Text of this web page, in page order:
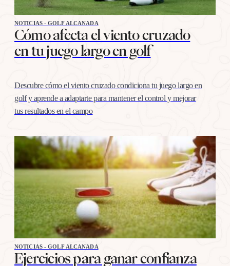
NOTICIAS - GOLF ALCANADA
Cómo afecta el viento cruzado
en tu juego largo en golf
Descubre cómo el viento cruzado condiciona tu juego largo en
golf y aprende a adaptarte para mantener el control y mejorar
tus resultados en el campo
NOTICIAS - GOLF ALCANADA
Ejercicios para ganar confianza